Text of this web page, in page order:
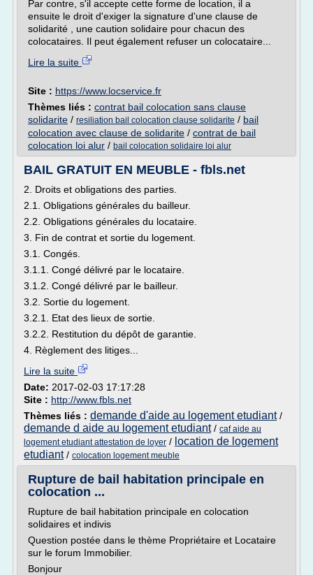
Par contre, s'il accepte cette forme de location, il a
ensuite le droit d'exiger la signature d'une clause de
solidarité , une caution solidaire pour chacun des
colocataires. Il peut également refuser un colocataire...
Lire la suite
Site : https://www.locservice.fr
Thèmes liés : contrat bail colocation sans clause
solidarite / resiliation bail colocation clause solidarite / bail
colocation avec clause de solidarite / contrat de bail
colocation loi alur / bail colocation solidaire loi alur
BAIL GRATUIT EN MEUBLE - fbls.net
2. Droits et obligations des parties.
2.1. Obligations générales du bailleur.
2.2. Obligations générales du locataire.
3. Fin de contrat et sortie du logement.
3.1. Congés.
3.1.1. Congé délivré par le locataire.
3.1.2. Congé délivré par le bailleur.
3.2. Sortie du logement.
3.2.1. Etat des lieux de sortie.
3.2.2. Restitution du dépôt de garantie.
4. Règlement des litiges...
Lire la suite
Date: 2017-02-03 17:17:28
Site : http://www.fbls.net
Thèmes liés : demande d'aide au logement etudiant/
demande d aide au logement etudiant/ caf aide au
logement etudiant attestation de loyer / location de logement
etudiant/ colocation logement meuble
Rupture de bail habitation principale en
colocation ...
Rupture de bail habitation principale en colocation
solidaires et indivis
Question postée dans le thème Propriétaire et Locataire
sur le forum Immobilier.
Bonjour